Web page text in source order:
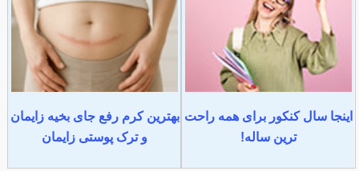
اینجا سال کنکور برای همه راحت
ترین ساله!
بهترین کرم رفع جای بخیه زایمان
و ترک پوستی زایمان